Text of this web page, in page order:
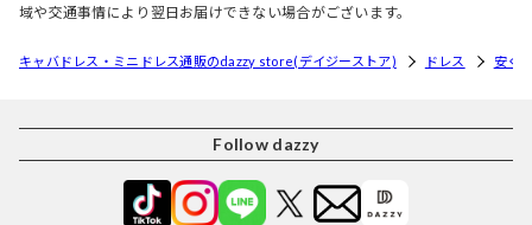
域や交通事情により翌日お届けできない場合がございます。
キャバドレス・ミニドレス通販のdazzy store(デイジーストア) ドレス 安く
Follow dazzy